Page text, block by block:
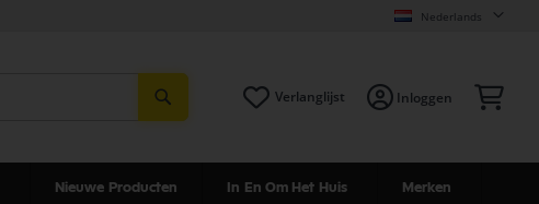
Nederlands
Verlanglijst Inloggen
Nieuwe Producten In En Om Het Huis Merken